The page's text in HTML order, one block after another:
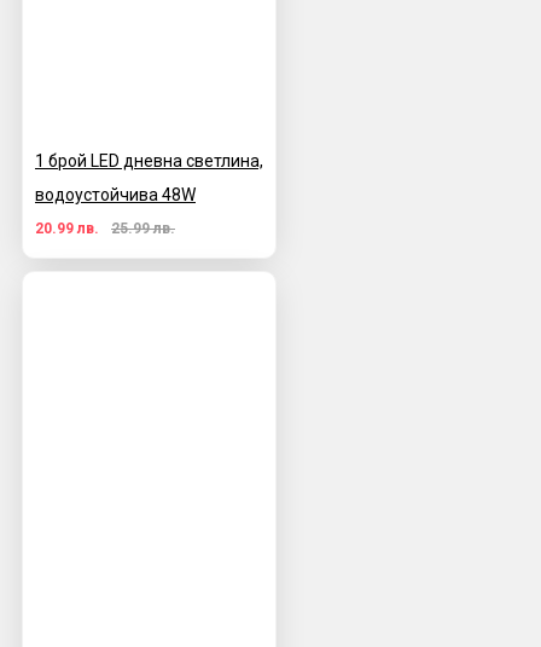
1 брой LED дневна светлина,
водоустойчива 48W
20.99 лв. 25.99 лв.